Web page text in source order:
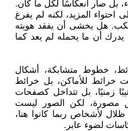
بل صار انعكاسًا لكل ما كان.
احتواء المزيد، لكنه لم يفرغ
هل يخشى أن يفقد هويته
يدرك أن ما يحمله لم يعد كما
خطوط متشابكة، أشكال
خرائط للأماكن، بل خرائط
زمنيًا، بل تتداخل كصفحات
مصورة، لكن الصور ليست
لأشخاص ربما كانوا هنا،
لضوء عابر.